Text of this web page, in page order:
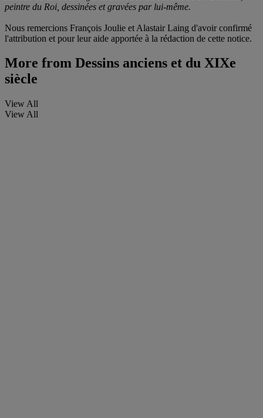
peintre du Roi, dessinées et gravées par lui-même.
Nous remercions François Joulie et Alastair Laing d'avoir confirmé
l'attribution et pour leur aide apportée à la rédaction de cette notice.
More from Dessins anciens et du XIXe
siècle
View All
View All